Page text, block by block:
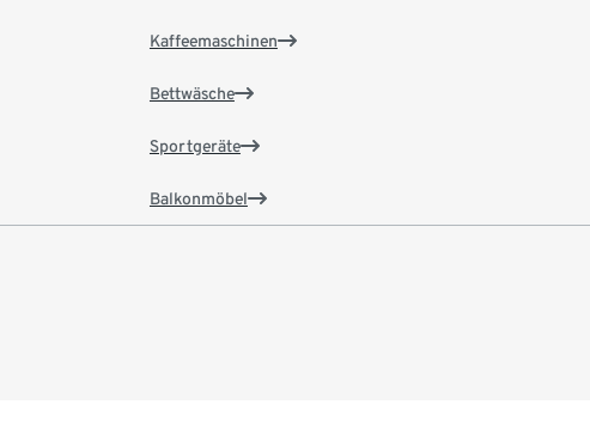
Kaffeemaschinen
Bettwäsche
Sportgeräte
Balkonmöbel